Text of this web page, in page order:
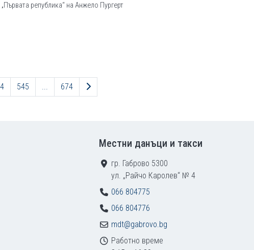
„Първата република“ на Анжело Пургерт
545 674 Следваща страница
Местни данъци и такси
гр. Габрово 5300
ул. „Райчо Каролев“ № 4
066 804775
066 804776
mdt@gabrovo.bg
Работно време